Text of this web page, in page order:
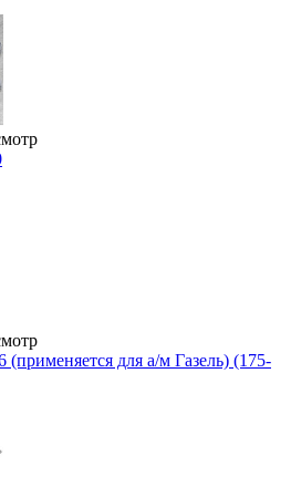
(применяется для а/м Газель) (175-